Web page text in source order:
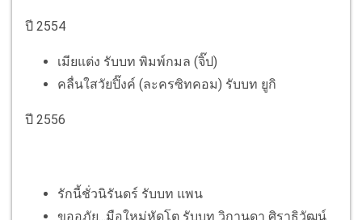
ปี 2554
เมียแต่ง รับบท พิมพ์กมล (จิ๊ป)
คลื่นใสวัยปิ๊งค์ (ละครซิทคอม) รับบท ยูกิ
ปี 2556
รักนี้ชั่วนิรันดร์ รับบท แพน
ขออภัย...มือใหม่หัดโต รับบท วิกานดา ศิราธิวัฒน์